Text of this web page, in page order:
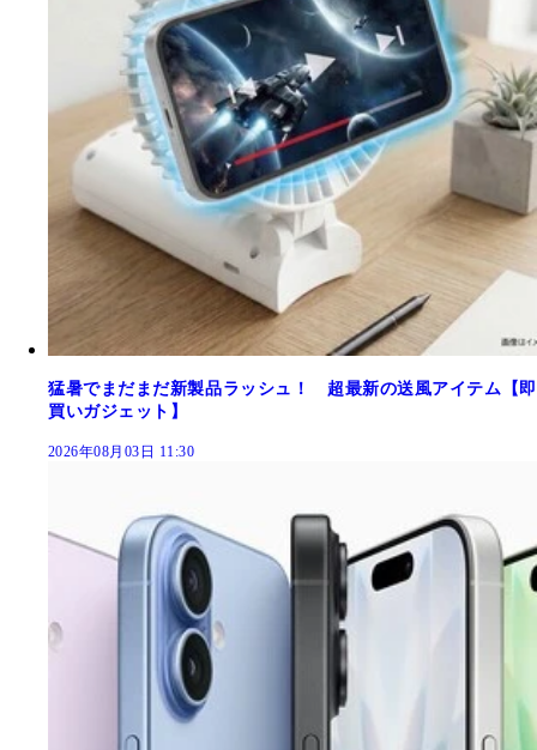
猛暑でまだまだ新製品ラッシュ！ 超最新の送風アイテム【即
買いガジェット】
2026年08月03日 11:30